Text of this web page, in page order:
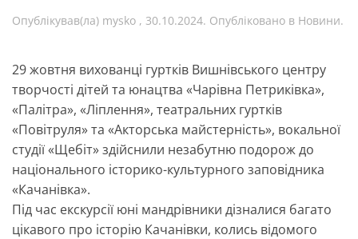
Опублікував(ла) mysko , 30.10.2024. Опубліковано в Новини.
29 жовтня вихованці гуртків Вишнівського центру
творчості дітей та юнацтва «Чарівна Петриківка»,
«Палітра», «Ліплення», театральних гуртків
«Повітруля» та «Акторська майстерність», вокальної
студії «Щебіт» здійснили незабутню подорож до
національного історико-культурного заповідника
«Качанівка».
Під час екскурсії юні мандрівники дізналися багато
цікавого про історію Качанівки, колись відомого